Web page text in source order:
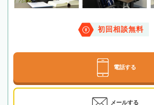
初回相談無料
電話する
メールする